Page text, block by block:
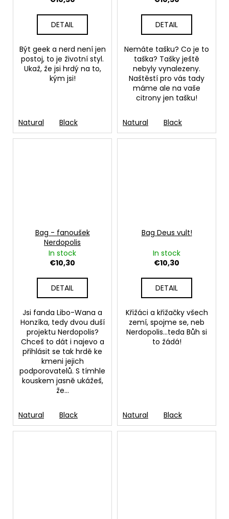
DETAIL
Být geek a nerd není jen
postoj, to je životní styl.
Ukaž, že jsi hrdý na to,
kým jsi!
Natural Black
DETAIL
Nemáte tašku? Co je to
taška? Tašky ještě
nebyly vynalezeny.
Naštěstí pro vás tady
máme ale na vaše
citrony jen tašku!
Natural Black
Bag - fanoušek
Nerdopolis
In stock
€10,30
DETAIL
Jsi fanda Libo-Wana a
Honzíka, tedy dvou duší
projektu Nerdopolis?
Chceš to dát i najevo a
přihlásit se tak hrdě ke
kmeni jejich
podporovatelů. S tímhle
kouskem jasně ukážeš,
že...
Natural Black
Bag Deus vult!
In stock
€10,30
DETAIL
Křižáci a křižačky všech
zemí, spojme se, neb
Nerdopolis...teda Bůh si
to žádá!
Natural Black